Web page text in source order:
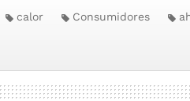
calor Consumidores